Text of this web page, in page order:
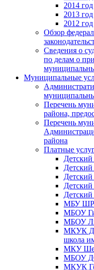
2014 год
2013 год
2012 год
Обзор
Сведения о
по делам о
Муниципальные
Перечень
района,
Перечень
района
Платные
МБУ ШР
МБОУ
МБОУ
МКУК
школа
МКУ
МБОУ
МКУК